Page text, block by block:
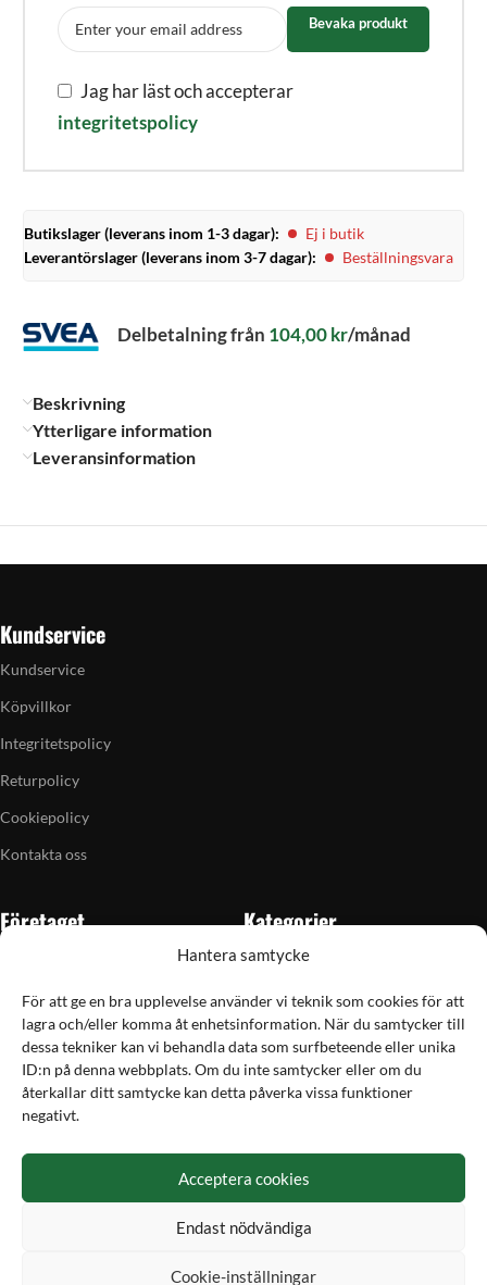
Hantera samtycke
För att ge en bra upplevelse använder vi teknik som cookies för att
lagra och/eller komma åt enhetsinformation. När du samtycker till
dessa tekniker kan vi behandla data som surfbeteende eller unika
ID:n på denna webbplats. Om du inte samtycker eller om du
återkallar ditt samtycke kan detta påverka vissa funktioner
negativt.
Acceptera cookies
Endast nödvändiga
Cookie-inställningar
Bevaka produkt
Jag har läst och accepterar
integritetspolicy
Butikslager (leverans inom 1-3 dagar):
Ej i butik
Leverantörslager (leverans inom 3-7 dagar):
Beställningsvara
Delbetalning från 104,00kr/månad
Beskrivning
Ytterligare information
Leveransinformation
Kundservice
Kundservice
Köpvillkor
Integritetspolicy
Returpolicy
Cookiepolicy
Kontakta oss
Företaget
Butiken i Vellinge
Artiklar
Grain till gram-kalkylator
Kampanjer
Kategorier
Skytte
Jakt & fiske
Handladdning
Optik
Utrustning